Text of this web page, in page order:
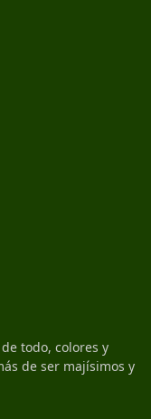
todo, colores y
de ser majísimos y